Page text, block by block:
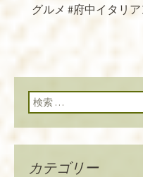
グルメ #府中イタリア
検索:
カテゴリー